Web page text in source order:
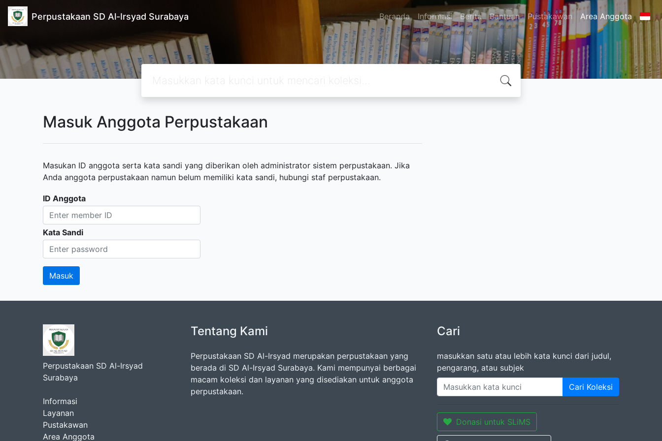
Perpustakaan SD Al-Irsyad Surabaya Beranda Informasi Berita Bantuan Pustakawan Area Anggota
Masuk Anggota Perpustakaan
Masukan ID anggota serta kata sandi yang diberikan oleh administrator sistem perpustakaan. Jika
Anda anggota perpustakaan namun belum memiliki kata sandi, hubungi staf perpustakaan.
ID Anggota
Kata Sandi
Perpustakaan SD Al-Irsyad
Surabaya
Informasi
Layanan
Pustakawan
Area Anggota
Tentang Kami
Perpustakaan SD Al-Irsyad merupakan perpustakaan yang
berada di SD Al-Irsyad Surabaya. Kami mempunyai berbagai
macam koleksi dan layanan yang disediakan untuk anggota
perpustakaan.
Cari
masukkan satu atau lebih kata kunci dari judul,
pengarang, atau subjek
Cari Koleksi
Donasi untuk SLiMS